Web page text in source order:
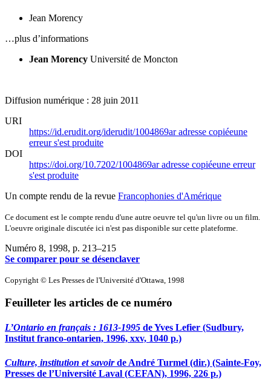
Jean Morency
…plus d’informations
Jean Morency Université de Moncton
Diffusion numérique : 28 juin 2011
URI
https://id.erudit.org/iderudit/1004869aradresse copiéeune
erreur s'est produite
DOI
https://doi.org/10.7202/1004869aradresse copiéeune erreur
s'est produite
Un compte rendu de la revue Francophonies d'Amérique
Ce document est le compte rendu d'une autre oeuvre tel qu'un livre ou un film.
L'oeuvre originale discutée ici n'est pas disponible sur cette plateforme.
Numéro 8, 1998, p. 213–215
Se comparer pour se désenclaver
Copyright © Les Presses de l'Université d'Ottawa, 1998
Feuilleter les articles de ce numéro
L’Ontario en français : 1613-1995 de Yves Lefier (Sudbury,
Institut franco-ontarien, 1996, xxv, 1040 p.)
Culture, institution et savoirde André Turmel (dir.) (Sainte-Foy,
Presses de l’Université Laval (CEFAN), 1996, 226 p.)